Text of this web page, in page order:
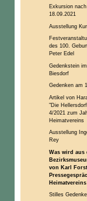
Exkursion
18.09.2021
Ausstellung
des 100.
Peter Edel
Gedenkstein
Biesdorf
Gedenken am
Artikel von
"Die
4/2021 zum
Heimatvereins
Ausstellung
Rey
Was wird aus
von Karl
Heimatvereins
Stilles